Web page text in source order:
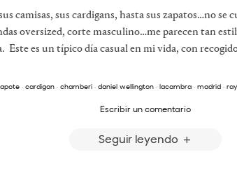
camisas, sus cardigans, hasta sus zapatos…no se
oversized, corte masculino…me parecen tan
Este es un típico día casual en mi vida, con
· cardigan· chamberi· daniel wellington· lacambra· madrid·
Escribir un comentario
Seguir leyendo